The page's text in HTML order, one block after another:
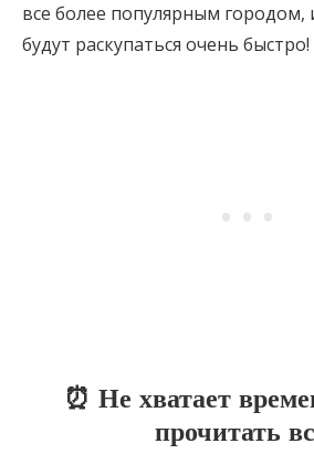
все более популярным городом,
будут раскупаться очень быстро!
⏰ Не хватает
прочитать